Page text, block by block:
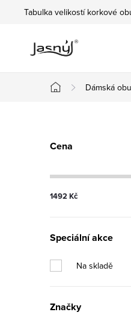
Tabulka velikostí korkové
Domů
Dámská
P
s
r
a
n
n
Cena
1492Kč
Speciální akce
Na skladě
Značky